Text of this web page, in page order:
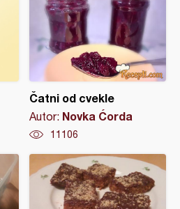
Čatni od cvekle
Autor: Novka Ćorda
11106